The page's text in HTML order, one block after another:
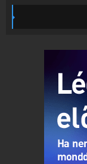
Online rádió